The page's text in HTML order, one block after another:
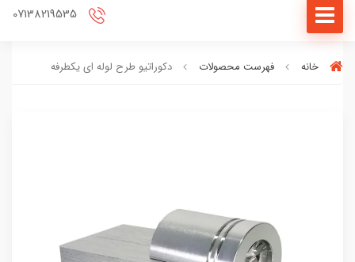
خانه فهرست محصولات دکوراتیو طرح لوله ای یکطرفه